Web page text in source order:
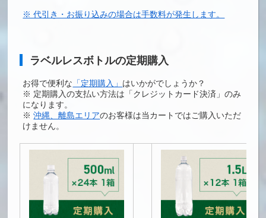
※ 代引き・お振り込みの場合は手数料が発生します。
ラベルレスボトルの定期購入
お得で便利な 「定期購入」 はいかがでしょうか？
※ 定期購入の支払い方法は「クレジットカード決済」のみ
になります。
※沖縄、離島エリアのお客様は当カートではご購入いただ
けません。